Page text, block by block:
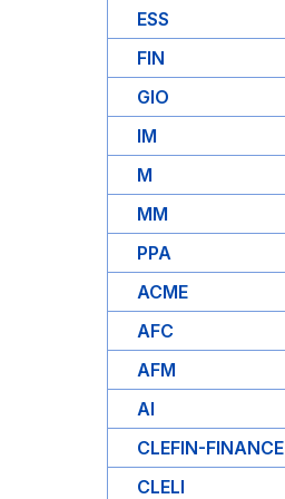
ESS
FIN
GIO
IM
M
MM
PPA
ACME
AFC
AFM
AI
CLEFIN-FINANCE
CLELI